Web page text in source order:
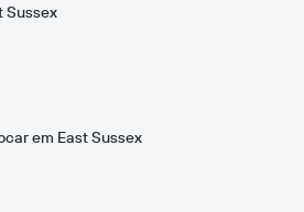
Sussex
em East Sussex